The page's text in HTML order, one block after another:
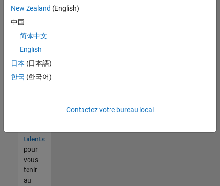
vous
trouvez
pas
d'offre
corresponde
à vos
talents
pour
vous
tenir
au
New Zealand (English)
中国
简体中文
English
日本 (日本語)
한국 (한국어)
Contactez votre bureau local